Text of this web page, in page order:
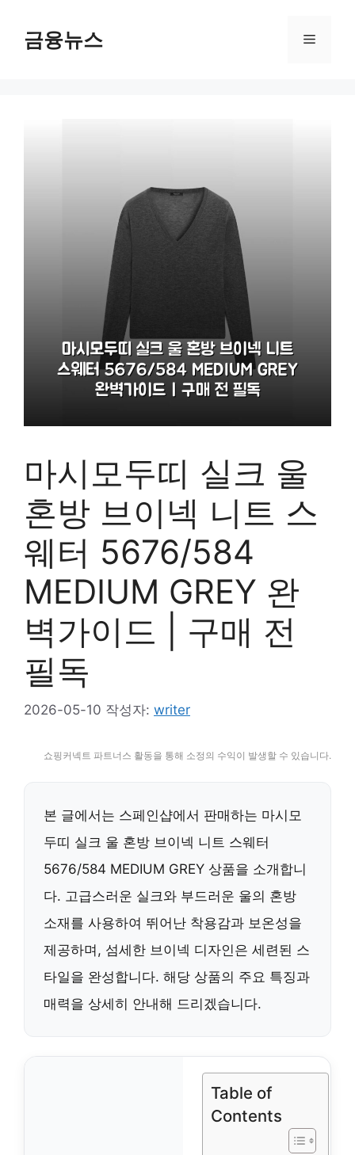
금융뉴스 메
마시모두띠 실크 울
혼방 브이넥 니트 스
웨터 5676/584
MEDIUM GREY 완
벽가이드 | 구매 전
필독
2026-05-10 작성자: writer
쇼핑커넥트 파트너스 활동을 통해 소정의 수익이 발생할 수 있습니다.
본 글에서는 스페인샵에서 판매하는 마시모
두띠 실크 울 혼방 브이넥 니트 스웨터
5676/584 MEDIUM GREY 상품을 소개합니
다. 고급스러운 실크와 부드러운 울의 혼방
소재를 사용하여 뛰어난 착용감과 보온성을
제공하며, 섬세한 브이넥 디자인은 세련된 스
타일을 완성합니다. 해당 상품의 주요 특징과
매력을 상세히 안내해 드리겠습니다.
Table of
Contents